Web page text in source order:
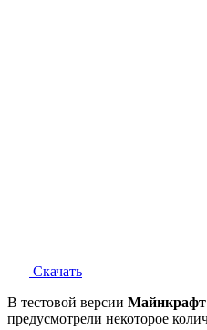
Скачать
В тестовой версии Майнкрафт
предусмотрели некоторое